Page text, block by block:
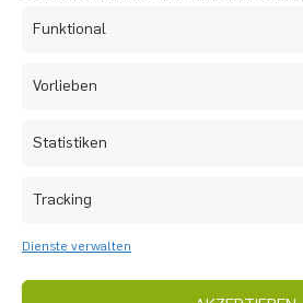
Funktional
Vorlieben
Statistiken
Tracking
Dienste verwalten
Nach oben